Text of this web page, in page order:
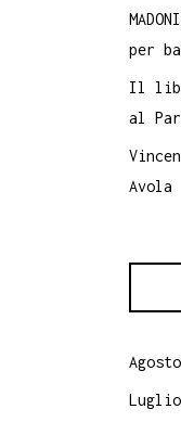
per
Il
al
Avola